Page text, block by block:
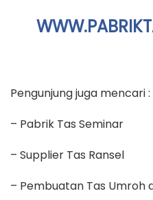
Pengunjung juga mencari :
– Pabrik Tas Seminar
– Supplier Tas Ransel
– Pembuatan Tas Umroh